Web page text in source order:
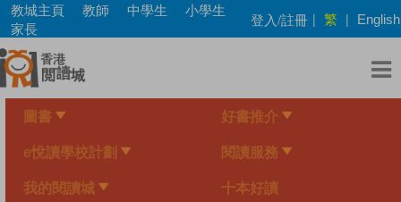
Skip
main
content
教城主頁 教師 中學生
小學生
家長
登入/註冊 | 繁 | English
圖書 好書推介
e悅讀學校計劃 閱讀服務
我的閱讀城 十本好讀